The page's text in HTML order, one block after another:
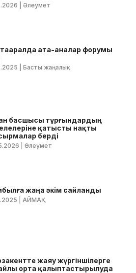
| Әлеумет
ата-аналар форумы
| Басты жаңалық
басшысы тұрғындардың
қатысты нақты
берді
| Әлеумет
жаңа әкім сайланды
| АЙМАҚ
жаяу жүргіншілерге
орта қалыптастырылуда